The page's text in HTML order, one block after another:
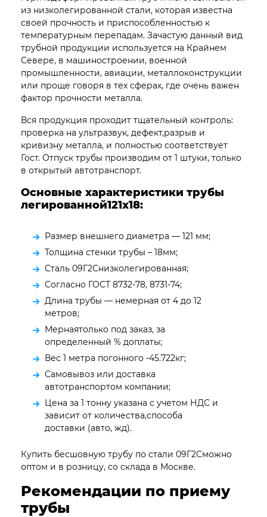
из низколегированной стали, которая известна
своей прочность и приспособленностью к
температурным перепадам. Зачастую данный вид
трубной продукции используется на Крайнем
Севере, в машиностроении, военной
промышленности, авиации, металлоконструкции
или проще говоря в тех сферах, где очень важен
фактор прочности металла.
Вся продукция проходит тщательный контроль:
проверка на ультразвук, дефект,разрыв и
кривизну металла, и полностью соответствует
Гост. Отпуск трубы производим от 1 штуки, только
в открытый автотранспорт.
Основные характеристики трубы
легированной121х18:
Размер внешнего диаметра — 121 мм;
Толщина стенки трубы – 18мм;
Сталь 09Г2Снизколегированная;
Согласно ГОСТ 8732-78, 8731-74;
Длина трубы — немерная от 4 до 12
метров;
Мернаятолько под заказ, за
определенный % доплаты;
Вес 1 метра погонного -45.722кг;
Самовывоз или доставка
автотранспортом компании;
Цена за 1 тонну указана с учетом НДС и
зависит от количества,способа
доставки (авто, жд).
Купить бесшовную трубу по стали 09Г2Сможно
оптом и в розницу, со склада в Москве.
Рекомендации по приему
трубы